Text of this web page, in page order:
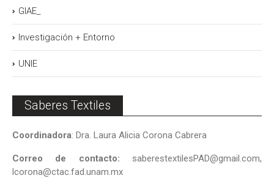
GIAE_
Investigación + Entorno
UNIE
Saberes Textiles
Coordinadora: Dra. Laura Alicia Corona Cabrera
Correo de contacto: saberestextilesPAD@gmail.com,
lcorona@ctac.fad.unam.mx